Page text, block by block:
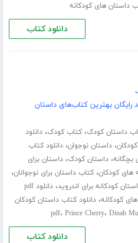
دانلود کتاب
رایگان بهترین کتاب‌های داستان
داستان کودک،کتاب کودک،دانلود
،داستان نوجوان،دانلود کتاب
بچگانه،داستان کودک،داستان برای
های کودکان،کتاب داستان برای نوجوانان،
کودکانه برای اندروید،
دانلود pdf
کودکانه،دانلود کتاب داستان کودکان
، Prince Cherry، Dinah
دانلود کتاب